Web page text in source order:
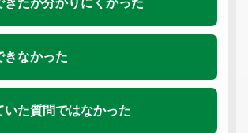
きたが分かりにくかった
きなかった
いた質問ではなかった